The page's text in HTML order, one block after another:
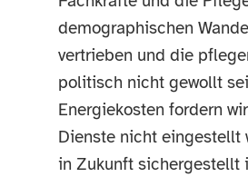
demographischen
vertrieben und die
politisch nicht gewollt
Energiekosten fordern
Dienste nicht eingestellt
in Zukunft sichergestellt